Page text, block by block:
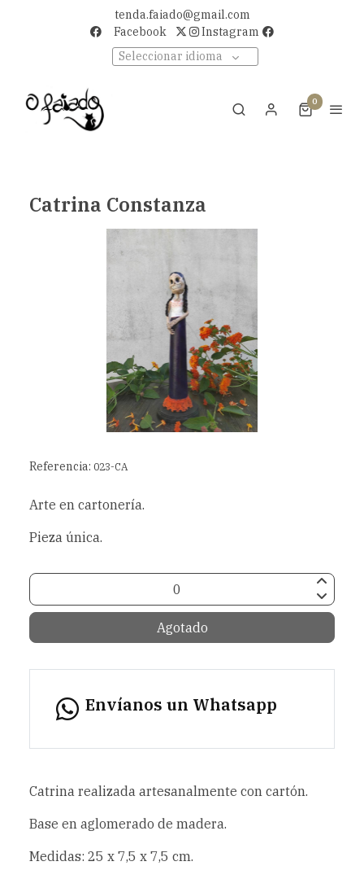
tenda.faiado@gmail.com
Facebook
Instagram
Seleccionar idioma
0
Catrina Constanza
Referencia: 023-CA
Arte en cartonería.
Pieza única.
Agotado
Envíanos un Whatsapp
Catrina realizada artesanalmente con cartón.
Base en aglomerado de madera.
Medidas: 25 x 7,5 x 7,5 cm.